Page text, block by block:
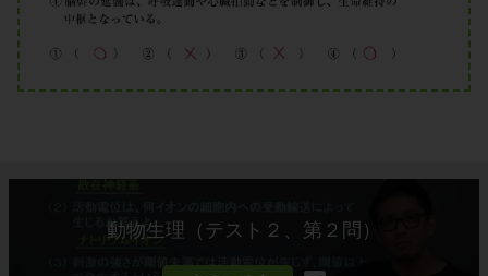
動物生理（テスト２、第２問）